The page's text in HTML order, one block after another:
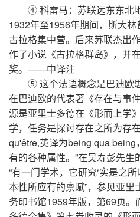
④ 科雷马：苏联远东东北
1932年至1956年期间，斯大
古拉格集中营。后来苏联杰出
作了小说《古拉格群岛》，并
奖。——中译注
⑤ 这个法语概念是巴迪欧
在巴迪欧的代表著《存在与事
源是亚里士多德在《形而上学
学，任务是探讨存在之所为存
qu'être,英译为being qua
有的各种属性。”在吴寿彭先
“有一门学术，它研究‘实是之所
本性所应有的禀赋”，参见亚
务印书馆1959年版，第69页